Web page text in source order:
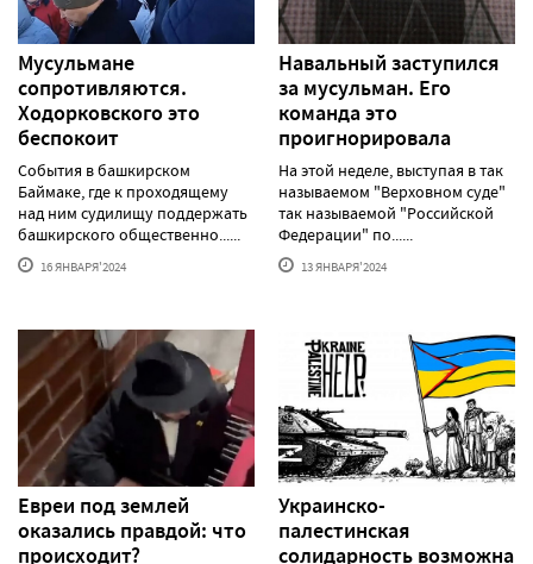
Мусульмане
сопротивляются.
Ходорковского это
беспокоит
События в башкирском
Баймаке, где к проходящему
над ним судилищу поддержать
башкирского общественно......
16 ЯНВАРЯ'2024
Навальный заступился
за мусульман. Его
команда это
проигнорировала
На этой неделе, выступая в так
называемом "Верховном суде"
так называемой "Российской
Федерации" по......
13 ЯНВАРЯ'2024
Евреи под землей
оказались правдой: что
происходит?
Украинско-
палестинская
солидарность возможна